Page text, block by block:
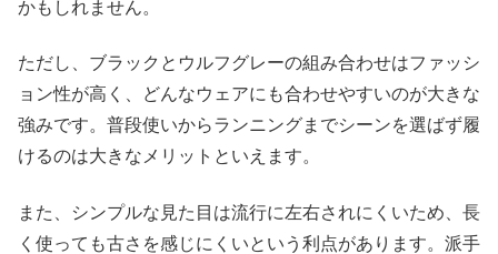
かもしれません。
ただし、ブラックとウルフグレーの組み合わせはファッシ
ョン性が高く、どんなウェアにも合わせやすいのが大きな
強みです。普段使いからランニングまでシーンを選ばず履
けるのは大きなメリットといえます。
また、シンプルな見た目は流行に左右されにくいため、長
く使っても古さを感じにくいという利点があります。派手